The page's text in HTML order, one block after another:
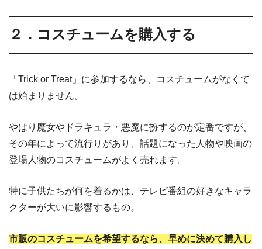
２．コスチュームを購入する
「Trick or Treat」に参加するなら、コスチュームがなくて
は始まりません。
やはり魔女やドラキュラ・悪魔に扮するのが定番ですが、
その年によって流行りがあり、話題になった人物や映画の
登場人物のコスチュームがよく売れます。
特に子供たちが何を着るかは、テレビ番組の好きなキャラ
クターが大いに影響するもの。
市販のコスチュームを希望するなら、早めに決めて購入し